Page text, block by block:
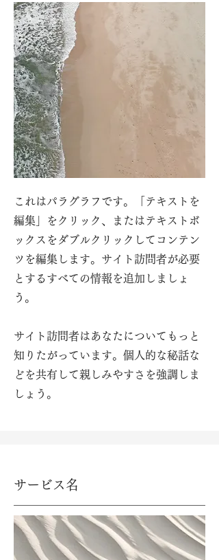
これはパラグラフです。「テキストを
編集」をクリック、またはテキストボ
ックスをダブルクリックしてコンテン
ツを編集します。サイト訪問者が必要
とするすべての情報を追加しましょ
う。 ​
サイト訪問者はあなたについてもっと
知りたがっています。個人的な秘話な
どを共有して親しみやすさを強調しま
しょう。
サービス名